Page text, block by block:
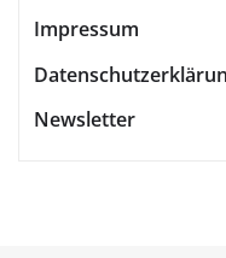
Impressum
Newsletter